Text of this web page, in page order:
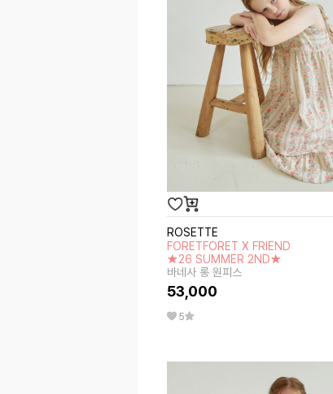
ROSETTE
FORETFORET X FRIEND
★26 SUMMER 2ND★
바네사 롱 원피스
53,000
5